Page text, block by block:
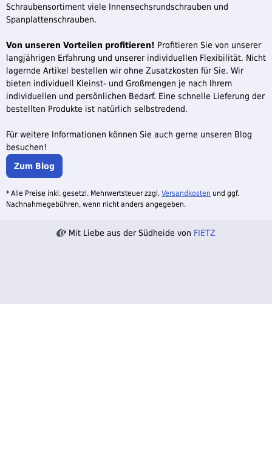
Schraubensortiment viele Innensechsrundschrauben und
Spanplattenschrauben.
Von unseren Vorteilen profitieren! Profitieren Sie von unserer
langjährigen Erfahrung und unserer individuellen Flexibilität. Nicht
lagernde Artikel bestellen wir ohne Zusatzkosten für Sie. Wir
bieten individuell Kleinst- und Großmengen je nach Ihrem
individuellen und persönlichen Bedarf. Eine schnelle Lieferung der
bestellten Produkte ist natürlich selbstredend.
Für weitere Informationen können Sie auch gerne unseren Blog
besuchen!
Zum Blog
* Alle Preise inkl. gesetzl. Mehrwertsteuer zzgl. Versandkosten und ggf.
Nachnahmegebühren, wenn nicht anders angegeben.
Mit Liebe aus der Südheide von FIETZ